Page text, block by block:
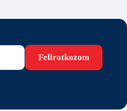
Feliratkozom